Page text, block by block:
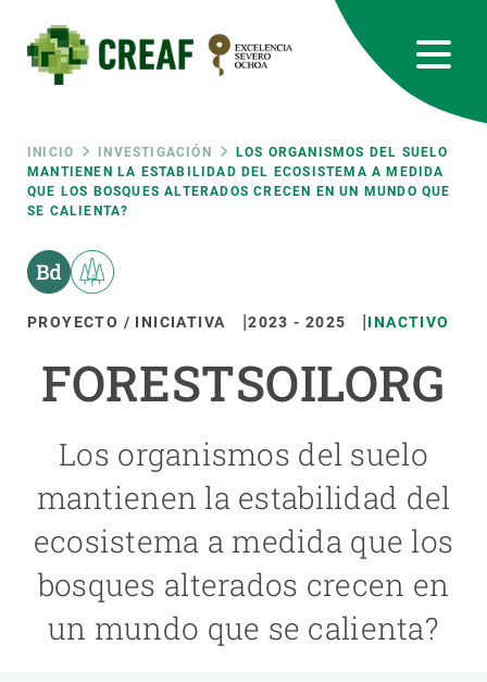
contenido
principal
Ruta
de
navegación
INICIO INVESTIGACIÓN
LOS ORGANISMOS DEL SUELO
MANTIENEN LA ESTABILIDAD DEL ECOSISTEMA A MEDIDA
QUE LOS BOSQUES ALTERADOS CRECEN EN UN MUNDO QUE
SE CALIENTA?
PROYECTO / INICIATIVA 2023 -2025 INACTIVO
FORESTSOILORG
Los organismos del suelo
mantienen la estabilidad del
ecosistema a medida que los
bosques alterados crecen en
un mundo que se calienta?
RRSS
Featured
responsive
INTRANET
Responsive
menu
SOBRE NOSOTROS
INVESTIGACIÓN
ÚNETE A NOSOTROS
PARTICIPA
NOTICIAS Y AGENDA